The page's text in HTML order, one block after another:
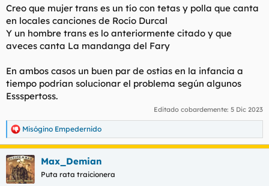
Creo que mujer trans es un tío con tetas y polla que canta
en locales canciones de Rocío Durcal
Y un hombre trans es lo anteriormente citado y que
aveces canta La mandanga del Fary
En ambos casos un buen par de ostias en la infancia a
tiempo podrían solucionar el problema según algunos
Essspertoss.
Editado cobardemente: 5 Dic 2023
R
e
c
c
i
Misógino Empedernido
Max_Demian
Puta rata traicionera